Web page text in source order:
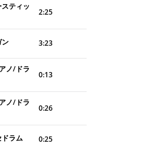
ティッ
2:25
ン 3:23
ノ/ドラ
0:13
ノ/ドラ
0:26
ラム 0:25